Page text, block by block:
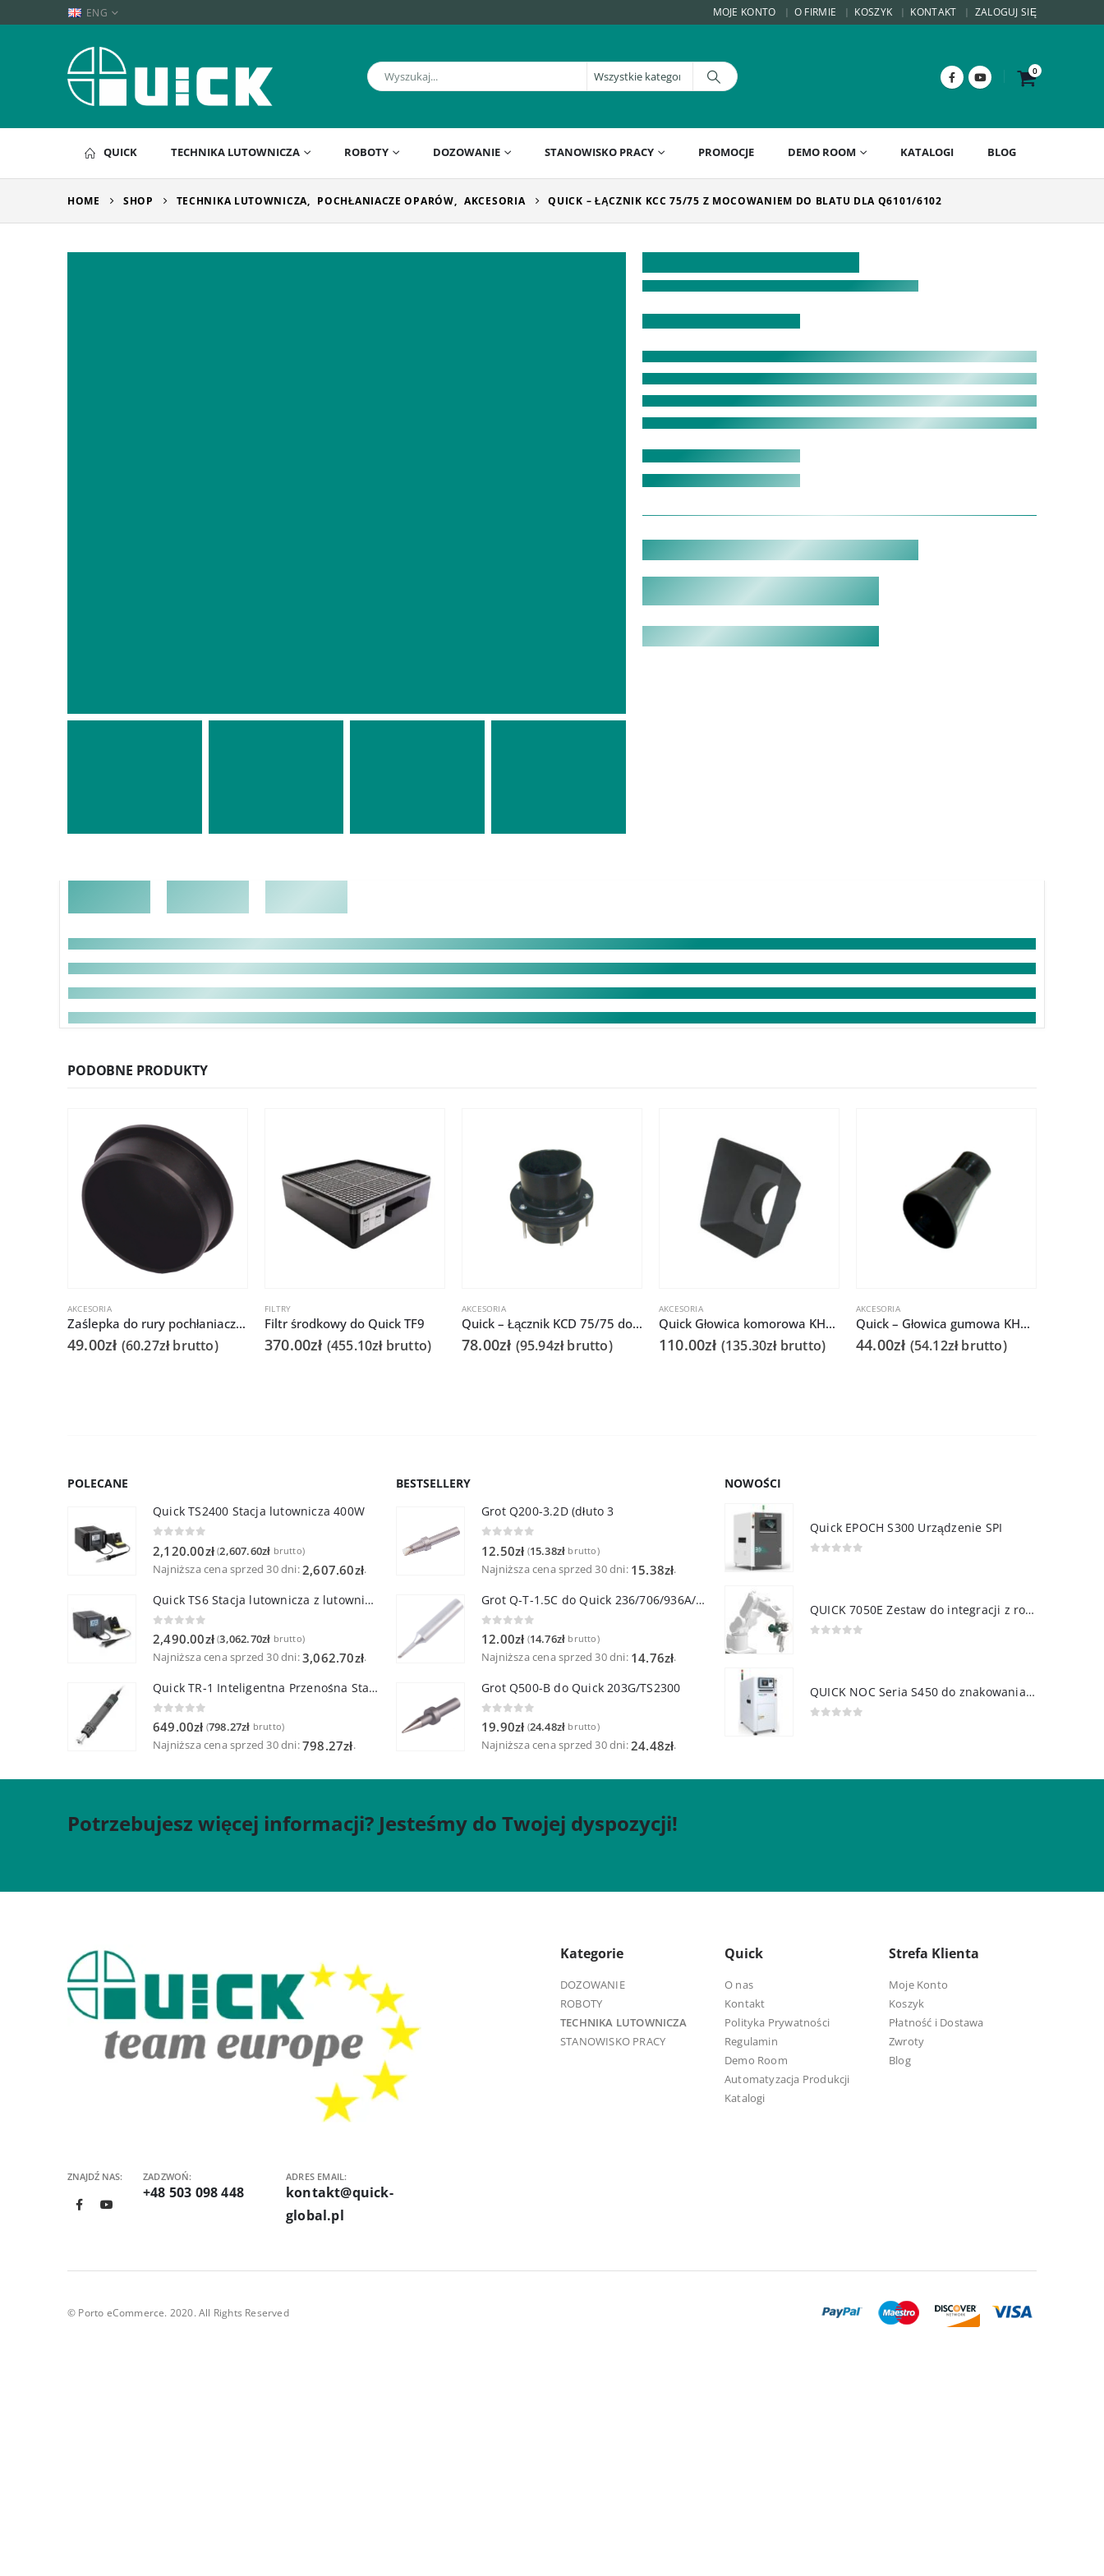
ENG MOJE KONTO O FIRMIE KOSZYK KONTAKT ZALOGUJ SIĘ
0
QUICK TECHNIKA LUTOWNICZA ROBOTY DOZOWANIE STANOWISKO PRACY PROMOCJE DEMO ROOM KATALOGI BLOG
HOME SHOP TECHNIKA LUTOWNICZA, POCHŁANIACZE OPARÓW, AKCESORIA QUICK – ŁĄCZNIK KCC 75/75 Z MOCOWANIEM DO BLATU DLA Q6101/6102
PODOBNE PRODUKTY
AKCESORIA
Zaślepka do rury pochłaniacza oparów QUICK6101/QUICK6102
49.00zł (60.27złbrutto)
FILTRY
Filtr środkowy do Quick TF9
370.00zł (455.10złbrutto)
AKCESORIA
Quick – Łącznik KCD 75/75 do Q6101/6102 (otworowy)
78.00zł (95.94złbrutto)
AKCESORIA
Quick Głowica komorowa KHM 150/150/100mm do Q6101/6102
110.00zł (135.30złbrutto)
AKCESORIA
Quick – Głowica gumowa KHRR 50/105mm do Q6101/6102
44.00zł (54.12złbrutto)
POLECANE
Quick TS2400 Stacja lutownicza 400W
2,120.00zł (2,607.60zł brutto)
Najniższa cena sprzed 30 dni:2,607.60zł.
Quick TS6 Stacja lutownicza z lutownicą pincetową 60W
2,490.00zł (3,062.70zł brutto)
Najniższa cena sprzed 30 dni:3,062.70zł.
Quick TR-1 Inteligentna Przenośna Stacja Hot-Air
0 out of 5
649.00zł (798.27zł brutto)
Najniższa cena sprzed 30 dni:798.27zł.
BESTSELLERY
Grot Q200-3.2D (dłuto 3
12.50zł (15.38zł brutto)
Najniższa cena sprzed 30 dni: 15.38zł.
Grot Q-T-1.5C do Quick 236/706/936A/3104/3102/TS1100
12.00zł (14.76zł brutto)
Najniższa cena sprzed 30 dni: 14.76zł.
Grot Q500-B do Quick 203G/TS2300
0 out of 5
19.90zł (24.48zł brutto)
Najniższa cena sprzed 30 dni:24.48zł.
NOWOŚCI
Quick EPOCH S300 Urządzenie SPI
QUICK 7050E Zestaw do integracji z robotem
QUICK NOC Seria S450 do znakowania PCB
Potrzebujesz więcej informacji? Jesteśmy do Twojej dyspozycji!
ZNAJDŹ NAS: ZADZWOŃ:
+48 503 098 448
ADRES EMAIL:
kontakt@quick-
global.pl
Kategorie
DOZOWANIE
ROBOTY
TECHNIKA LUTOWNICZA
STANOWISKO PRACY
Quick
O nas
Kontakt
Polityka Prywatności
Regulamin
Demo Room
Automatyzacja Produkcji
Katalogi
Strefa Klienta
Moje Konto
Koszyk
Płatność i Dostawa
Zwroty
Blog
© Porto eCommerce. 2020. All Rights Reserved